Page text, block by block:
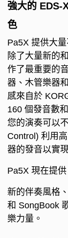
強大的 EDS-
色
Pa5X 提供大
除了大量新的
作了最重要的
器、木管樂器
感來自於
160 個發音數
您的演奏可以
Control) 利用
器的發音以實
Pa5X 現在提
新的伴奏風格
和 SongBook
樂力量。